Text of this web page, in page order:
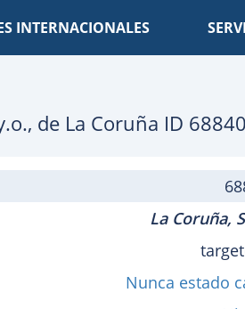
INTERNACIONALES
de La Coruña ID
La Coruña,
Nunca estado